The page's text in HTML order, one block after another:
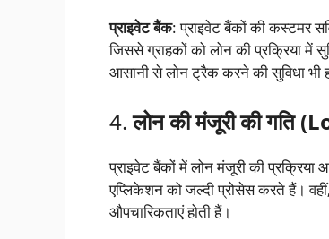
प्राइवेट बैंक: प्राइवेट बैंकों की कस्टमर
जिससे ग्राहकों को लोन की प्रक्रिया में
आसानी से लोन ट्रैक करने की सुविधा भी
4.लोन की मंजूरी की गति
प्राइवेट बैंकों में लोन मंजूरी की
एप्लिकेशन को जल्दी प्रोसेस करते हैं।
औपचारिकताएं होती हैं।